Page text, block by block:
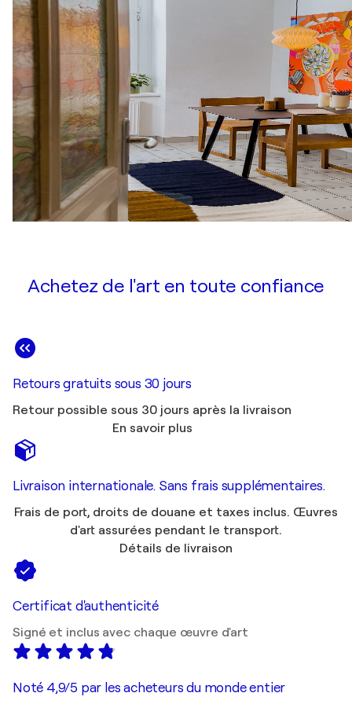
Achetez de l'art en toute confiance
Retours gratuits sous 30 jours
Retour possible sous 30 jours après la livraison
En savoir plus
Livraison internationale. Sans frais supplémentaires.
Frais de port, droits de douane et taxes inclus. Œuvres
d'art assurées pendant le transport.
Détails de livraison
Certificat d'authenticité
Signé et inclus avec chaque œuvre d'art
Noté 4,9/5 par les acheteurs du monde entier